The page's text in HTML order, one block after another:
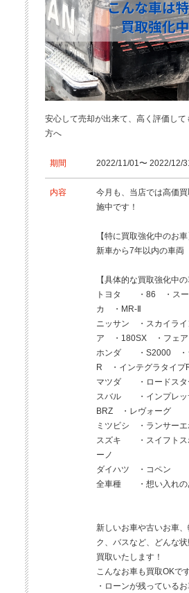
安心して売却が出来て、高く評価して
方へ
期間 2022/11/01〜 2022/12/
内容
今月も、当店では高価
施中です！
【特に買取強化中のお車
新車から7年以内の車両
【具体的な買取強化中の
トヨタ ・86 ・スー
カ ・MR-Ⅱ
ニッサン ・スカイラ
ア ・180SX ・フェア
ホンダ ・S2000 ・
R ・インテグラタイ
マツダ ・ロードス
スバル ・インプレ
BRZ ・レヴォーグ
ミツビシ ・ランサーエ
スズキ ・スイフトス
ーノ
ダイハツ ・コペン
全車種 ・想い入れの
新しいお車や古いお車
ク、バスなど、どんな
買取いたします！
こんなお車も買取OKで
・ローンが残っている